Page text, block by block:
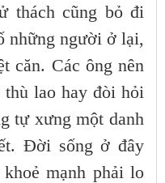
thách cũng bỏ đi
những người ở lại,
căn. Các ông nên
lao hay đòi hỏi
tự xưng một danh
Đời sống ở đây
mạnh phải lo